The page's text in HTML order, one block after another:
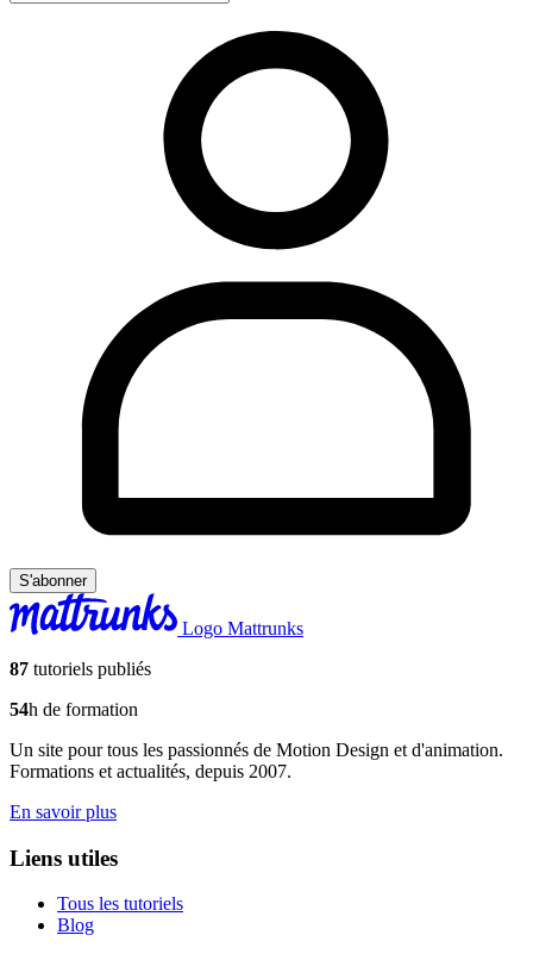
S'abonner
Logo Mattrunks
87 tutoriels publiés
54h de formation
Un site pour tous les passionnés de Motion Design et d'animation.
Formations et actualités, depuis 2007.
En savoir plus
Liens utiles
Tous les tutoriels
Blog